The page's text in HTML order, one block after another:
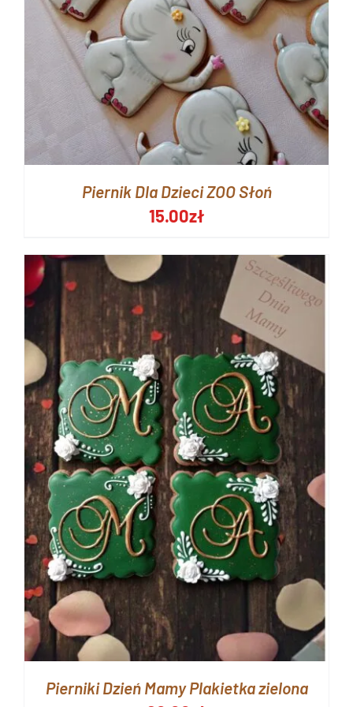
Piernik Dla Dzieci ZOO Słoń
15.00zł
Pierniki Dzień Mamy Plakietka zielona